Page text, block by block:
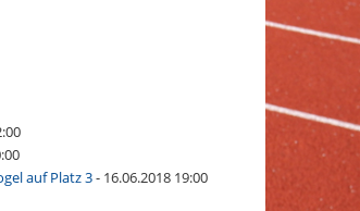
auf Platz 3- 16.06.2018 19:00